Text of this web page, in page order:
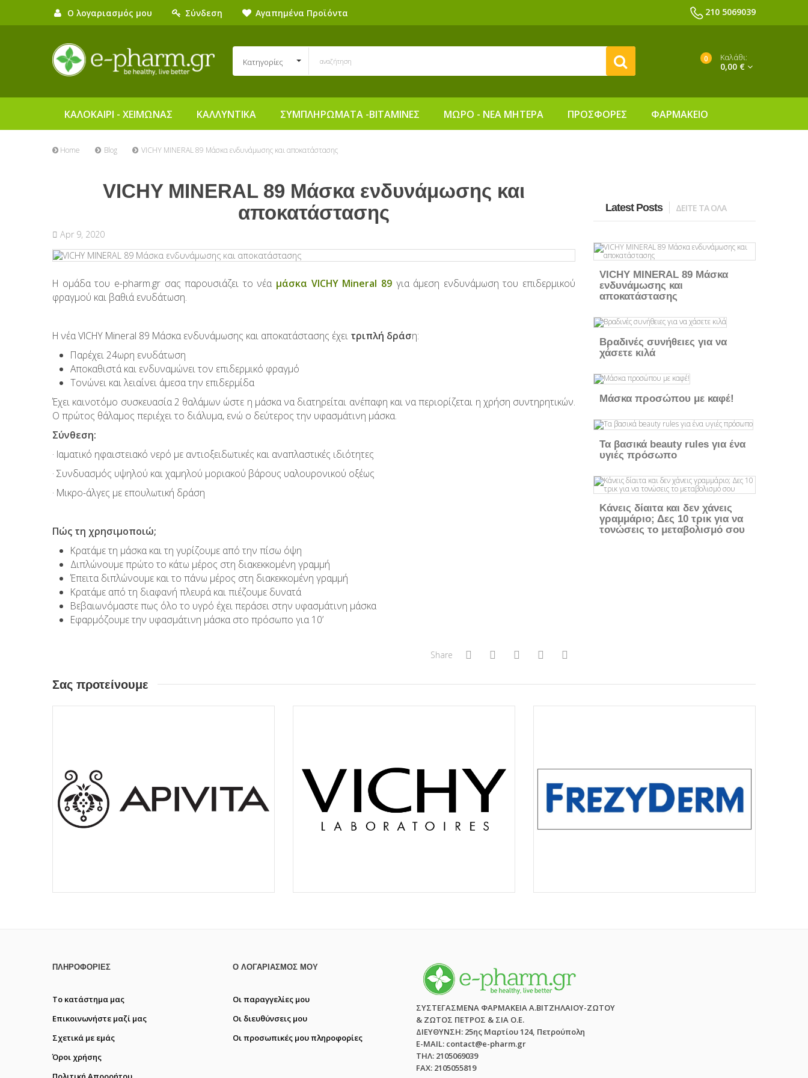
Ο λογαριασμός μου Σύνδεση Αγαπημένα Προϊόντα 210 5069039
Κατηγορίες 0 Καλάθι:
0,00 €
ΚΑΛΟΚΑΙΡΙ - ΧΕΙΜΩΝΑΣ ΚΑΛΛΥΝΤΙΚΑ ΣΥΜΠΛΗΡΩΜΑΤΑ -ΒΙΤΑΜΙΝΕΣ ΜΩΡΟ - ΝΕΑ ΜΗΤΕΡΑ ΠΡΟΣΦΟΡΕΣ ΦΑΡΜΑΚΕΙΟ
Home Blog VICHY MINERAL 89 Μάσκα ενδυνάμωσης και αποκατάστασης
VICHY MINERAL 89 Μάσκα ενδυνάμωσης και
αποκατάστασης
Apr 9, 2020
Η ομάδα του e-pharm.gr σας παρουσιάζει το νέα μάσκα VICHY Mineral 89για άμεση ενδυνάμωση του επιδερμικού
φραγμού και βαθιά ενυδάτωση.
Η νέα VICHY Mineral 89 Μάσκα ενδυνάμωσης και αποκατάστασης έχει τριπλή δράση:
Παρέχει 24ωρη ενυδάτωση
Αποκαθιστά και ενδυναμώνει τον επιδερμικό φραγμό
Τονώνει και λειαίνει άμεσα την επιδερμίδα
Έχει καινοτόμο συσκευασία 2 θαλάμων ώστε η μάσκα να διατηρείται ανέπαφη και να περιορίζεται η χρήση συντηρητικών.
Ο πρώτος θάλαμος περιέχει το διάλυμα, ενώ ο δεύτερος την υφασμάτινη μάσκα.
Σύνθεση:
· Ιαματικό ηφαιστειακό νερό με αντιοξειδωτικές και αναπλαστικές ιδιότητες
· Συνδυασμός υψηλού και χαμηλού μοριακού βάρους υαλουρονικού οξέως
· Μικρο-άλγες με επουλωτική δράση
Πώς τη χρησιμοποιώ;
Κρατάμε τη μάσκα και τη γυρίζουμε από την πίσω όψη
Διπλώνουμε πρώτο το κάτω μέρος στη διακεκκομένη γραμμή
Έπειτα διπλώνουμε και το πάνω μέρος στη διακεκκομένη γραμμή
Κρατάμε από τη διαφανή πλευρά και πιέζουμε δυνατά
Βεβαιωνόμαστε πως όλο το υγρό έχει περάσει στην υφασμάτινη μάσκα
Εφαρμόζουμε την υφασμάτινη μάσκα στο πρόσωπο για 10’
Share
Latest Posts ΔΕΙΤΕ ΤΑ ΟΛΑ
VICHY MINERAL 89 Μάσκα
ενδυνάμωσης και
αποκατάστασης
Βραδινές συνήθειες για να
χάσετε κιλά
Μάσκα προσώπου με καφέ!
Τα βασικά beauty rules για ένα
υγιές πρόσωπο
Κάνεις δίαιτα και δεν χάνεις
γραμμάριο; Δες 10 τρικ για να
τονώσεις το μεταβολισμό σου
Σας προτείνουμε
ΠΛΗΡΟΦΟΡΊΕΣ
Το κατάστημα μας
Επικοινωνήστε μαζί μας
Σχετικά με εμάς
Όροι χρήσης
Ο ΛΟΓΑΡΙΑΣΜΌΣ ΜΟΥ
Οι παραγγελίες μου
Οι διευθύνσεις μου
Οι προσωπικές μου πληροφορίες
ΣΥΣΤΕΓΑΣΜΕΝΑ ΦΑΡΜΑΚΕΙΑ Α.ΒΙΤΖΗΛΑΙΟΥ-ΖΩΤΟΥ
& ΖΩΤΟΣ ΠΕΤΡΟΣ & ΣΙΑ Ο.Ε.
ΔΙΕΥΘΥΝΣΗ: 25ης Μαρτίου 124, Πετρούπολη
E-MAIL: contact@e-pharm.gr
ΤΗΛ: 2105069039
FAX: 2105055819